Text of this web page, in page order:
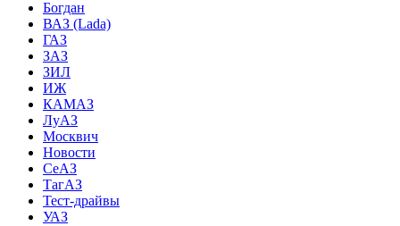
Богдан
ВАЗ (Lada)
ГАЗ
ЗАЗ
ЗИЛ
ИЖ
КАМАЗ
ЛуАЗ
Москвич
Новости
СеАЗ
ТагАЗ
Тест-драйвы
УАЗ